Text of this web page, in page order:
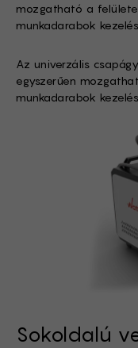
mozgatható a
munkadarabok
Az univerzális
egyszerűen
munkadarabok
Sokoldalú